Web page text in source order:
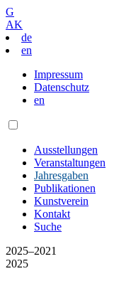
G
AK
de
en
Impressum
Datenschutz
en
Ausstellungen
Veranstaltungen
Jahresgaben
Publikationen
Kunstverein
Kontakt
Suche
2025–2021
2025